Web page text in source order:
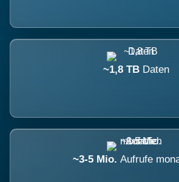
~1,8 TB Daten
~3-5 Mio. Aufrufe